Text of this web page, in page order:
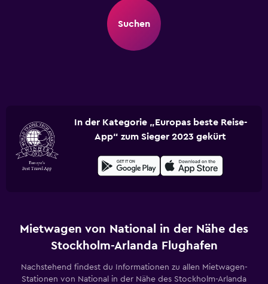
Suchen
In der Kategorie „Europas beste Reise-
App“ zum Sieger 2023 gekürt
Mietwagen von National in der Nähe des
Stockholm-Arlanda Flughafen
Nachstehend findest du Informationen zu allen Mietwagen-
Stationen von National in der Nähe des Stockholm-Arlanda